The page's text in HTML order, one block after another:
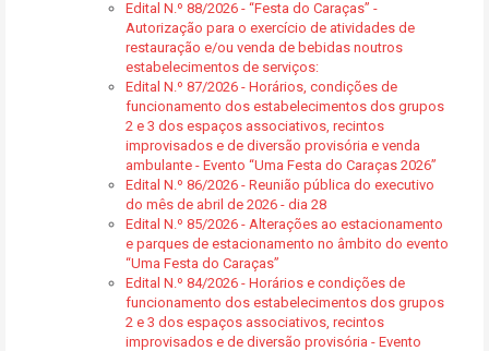
Edital N.º 88/2026 - “Festa do Caraças” -
Autorização para o exercício de atividades de
restauração e/ou venda de bebidas noutros
estabelecimentos de serviços:
Edital N.º 87/2026 - Horários, condições de
funcionamento dos estabelecimentos dos grupos
2 e 3 dos espaços associativos, recintos
improvisados e de diversão provisória e venda
ambulante - Evento “Uma Festa do Caraças 2026”
Edital N.º 86/2026 - Reunião pública do executivo
do mês de abril de 2026 - dia 28
Edital N.º 85/2026 - Alterações ao estacionamento
e parques de estacionamento no âmbito do evento
“Uma Festa do Caraças”
Edital N.º 84/2026 - Horários e condições de
funcionamento dos estabelecimentos dos grupos
2 e 3 dos espaços associativos, recintos
improvisados e de diversão provisória - Evento